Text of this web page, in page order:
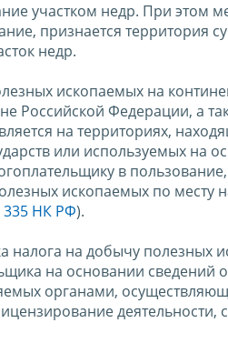
участком недр. При этом
признается территория
недр.
ископаемых на
Российской Федерации, а
на территориях,
или используемых на
в
ископаемых по месту
335 НК РФ).
налога на добычу полезных
на основании сведений
органами,
деятельности,